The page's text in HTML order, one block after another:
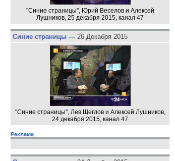
"Синие страницы", Юрий Веселов и Алексей
Лушников, 25 декабря 2015, канал 47
Синие страницы — 26 Декабря 2015
"Синие страницы", Лев Щеглов и Алексей Лушников,
24 декабря 2015, канал 47
Реклама